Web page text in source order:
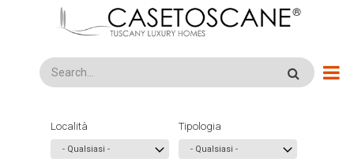
principaleSearch
Località Tipologia